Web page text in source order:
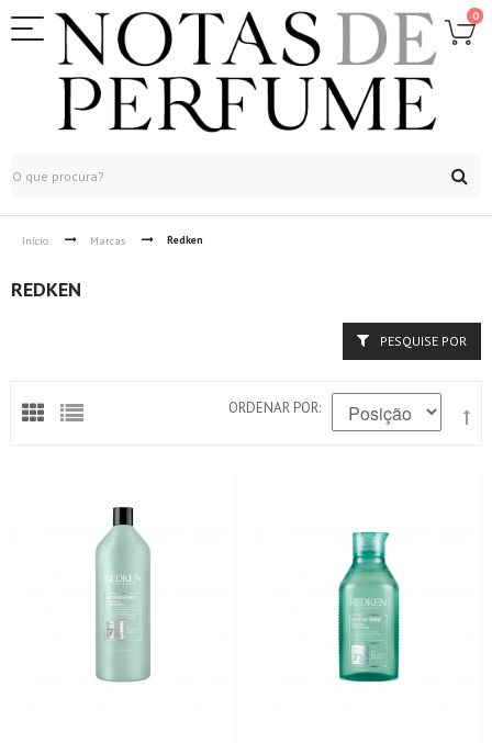
0
Início Marcas Redken
REDKEN
PESQUISE POR
ORDENAR POR